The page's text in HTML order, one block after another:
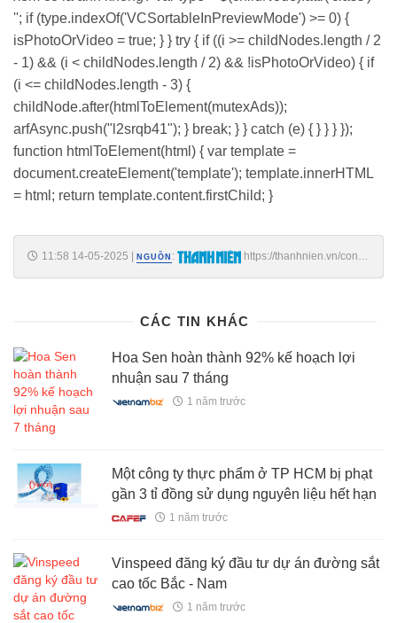
''; if (type.indexOf('VCSortableInPreviewMode') >= 0) {
isPhotoOrVideo = true; } } try { if ((i >= childNodes.length / 2
- 1) && (i < childNodes.length / 2) && !isPhotoOrVideo) { if
(i <= childNodes.length - 3) {
childNode.after(htmlToElement(mutexAds));
arfAsync.push("l2srqb41"); } break; } } catch (e) { } } } });
function htmlToElement(html) { var template =
document.createElement('template'); template.innerHTML
= html; return template.content.firstChild; }
11:58 14-05-2025 NGUỒN :
https://thanhnien.vn/cong-
CÁC TIN KHÁC
Hoa Sen hoàn thành 92% kế hoạch lợi
nhuận sau 7 tháng
1 năm trước
Một công ty thực phẩm ở TP HCM bị phạt
gần 3 tỉ đồng sử dụng nguyên liệu hết hạn
1 năm trước
Vinspeed đăng ký đầu tư dự án đường sắt
cao tốc Bắc - Nam
1 năm trước